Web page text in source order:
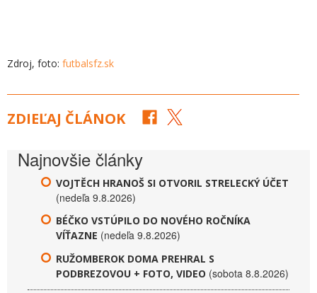
Zdroj, foto: futbalsfz.sk
ZDIEĽAJ ČLÁNOK
Najnovšie články
VOJTĚCH HRANOŠ SI OTVORIL STRELECKÝ ÚČET
(nedeľa 9.8.2026)
BÉČKO VSTÚPILO DO NOVÉHO ROČNÍKA
VÍŤAZNE (nedeľa 9.8.2026)
RUŽOMBEROK DOMA PREHRAL S
PODBREZOVOU + FOTO, VIDEO (sobota 8.8.2026)